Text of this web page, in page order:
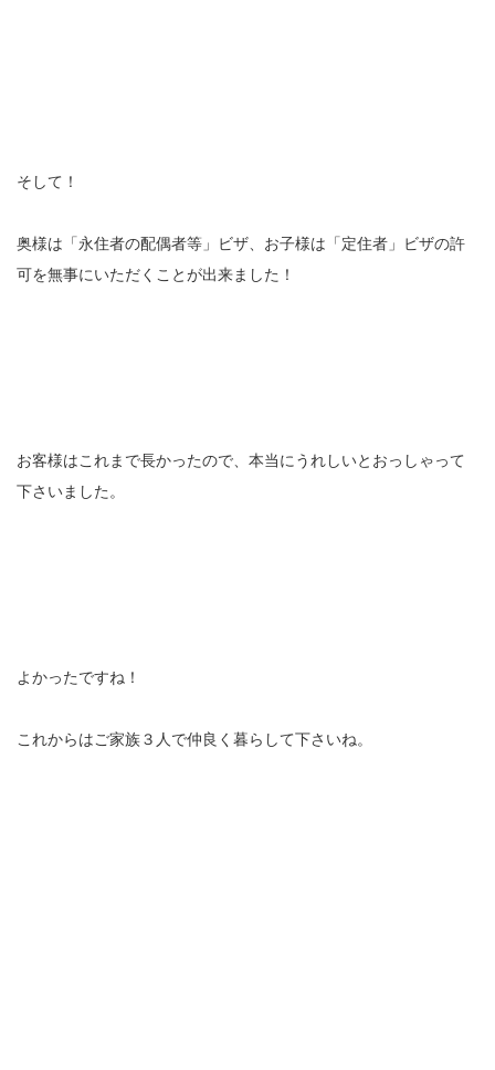
そして！
奥様は「永住者の配偶者等」ビザ、お子様は「定住者」ビザの許
可を無事にいただくことが出来ました！
お客様はこれまで長かったので、本当にうれしいとおっしゃって
下さいました。
よかったですね！
これからはご家族３人で仲良く暮らして下さいね。